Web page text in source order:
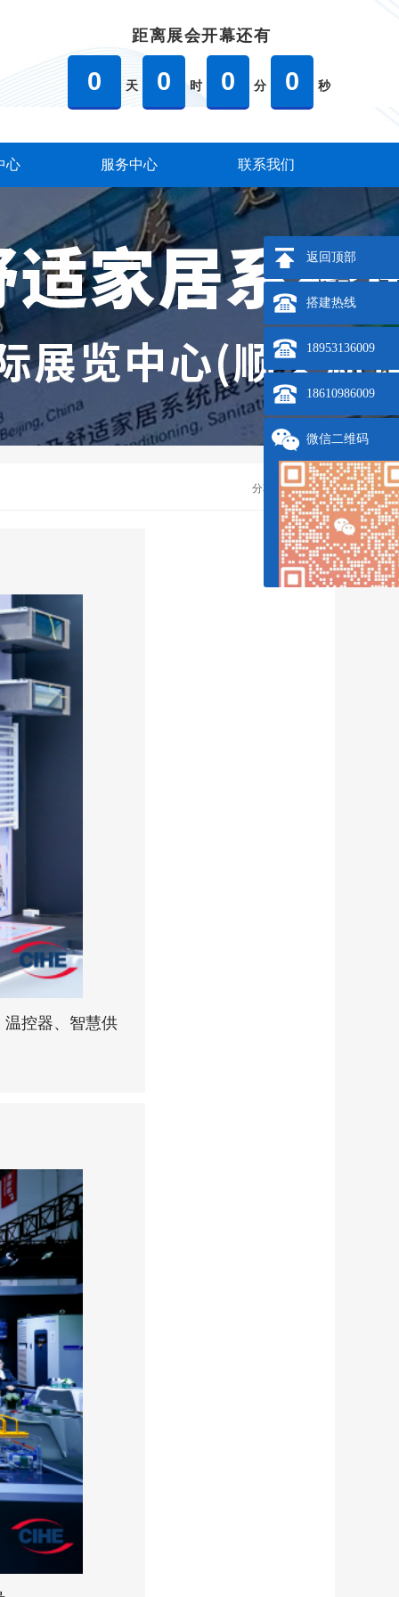
距离展会开幕还有
0 天 0 时 0 分 0 秒
心 服务中心 联系我们
分享
控器、智慧供
返回顶部
搭建热线
18953136009
18610986009
微信二维码